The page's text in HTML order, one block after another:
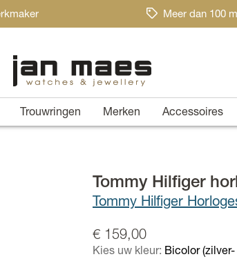
Meer dan 100
Trouwringen Merken Accessoires
Tommy Hilfiger
Tommy Hilfiger
€ 159,00
Kies uw kleur: Bicolor